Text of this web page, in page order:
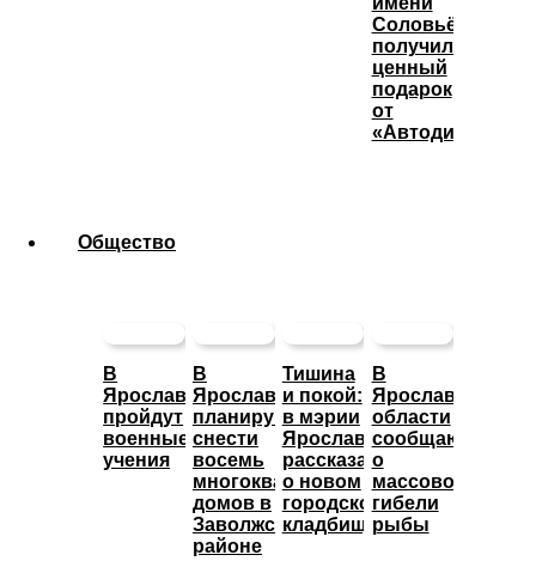
Соловьёва
получила
ценный
подарок
от
«Автодизеля»
Общество
В
Ярославле
пройдут
военные
учения
В
Ярославле
планируют
снести
восемь
многоквартирных
домов в
Заволжском
районе
Тишина
и покой:
в мэрии
Ярославля
рассказали
о новом
городском
кладбище
В
Ярославской
области
сообщают
о
массовой
гибели
рыбы